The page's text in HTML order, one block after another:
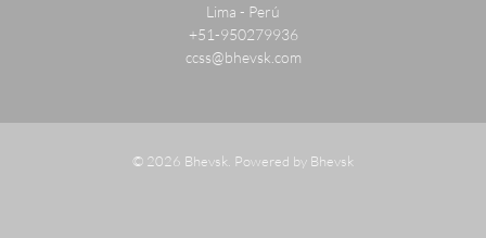
Lima - Perú
+51-950279936
ccss@bhevsk.com
© 2026 Bhevsk. Powered by Bhevsk